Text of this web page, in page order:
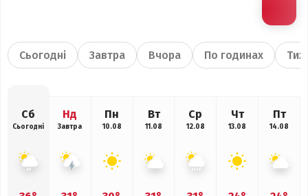
Сьогодні Завтра Вчора По годинах
Сб
Сьогодні
Нд
Завтра
Пн
10.08
Вт
11.08
Ср
12.08
Чт
13.08
Пт
14.08